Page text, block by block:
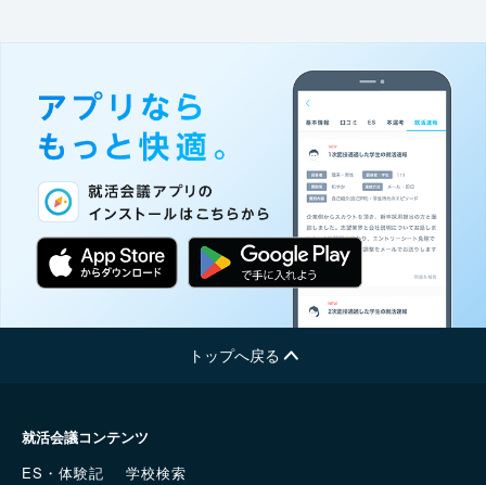
トップへ戻る
就活会議コンテンツ
ES・体験記
学校検索